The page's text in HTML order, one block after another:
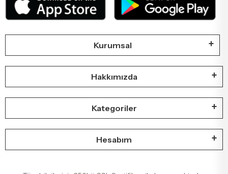
Kurumsal
Hakkımızda
Kategoriler
Hesabım